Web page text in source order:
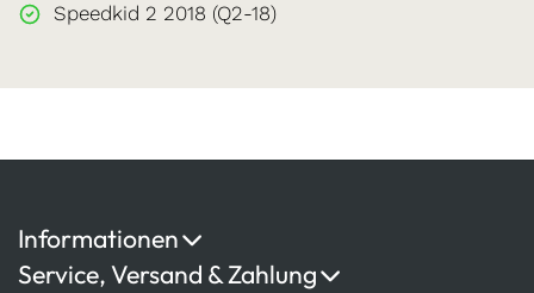
Speedkid 2 2018 (Q2-18)
Informationen
Service, Versand & Zahlung